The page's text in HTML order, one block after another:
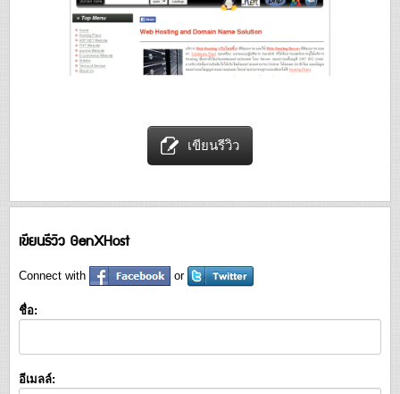
เขียนรีวิว
เขียนรีวิว GenXHost
Connect with or
ชื่อ:
อีเมลล์: